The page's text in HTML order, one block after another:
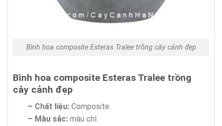
Bình hoa composite Esteras Tralee trồng cây cảnh đẹp
Bình hoa composite Esteras Tralee trồng
cây cảnh đẹp
– Chất liệu: Composite.
– Màu sắc: màu chì